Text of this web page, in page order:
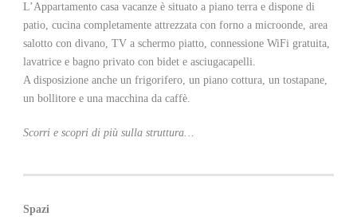
L’Appartamento casa vacanze è situato a piano terra e dispone di
patio, cucina completamente attrezzata con forno a microonde, area
salotto con divano, TV a schermo piatto, connessione WiFi gratuita,
lavatrice e bagno privato con bidet e asciugacapelli.
A disposizione anche un frigorifero, un piano cottura, un tostapane,
un bollitore e una macchina da caffè.
Scorri e scopri di più sulla struttura…
Spazi